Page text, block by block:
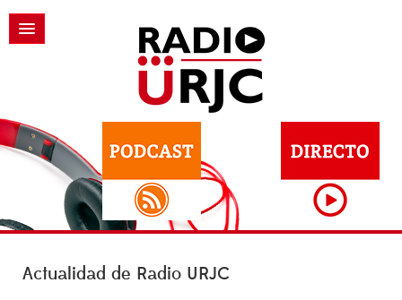
Actualidad de Radio URJC